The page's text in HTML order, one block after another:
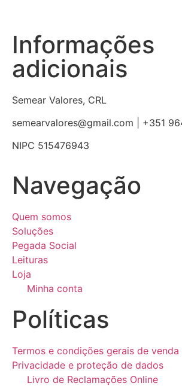
Informações
adicionais
Semear Valores, CRL
semearvalores@gmail.com | +351
NIPC 515476943
Navegação
Quem somos
Soluções
Pegada Social
Leituras
Loja
Minha conta
Políticas
Termos e condições gerais de venda
Privacidade e proteção de dados
Livro de Reclamações Online